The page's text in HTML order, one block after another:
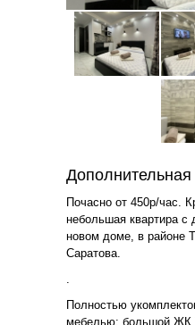
Почасно от 450р/час.
небольшая квартира с
новом доме, в
Саратова.
Полностью
мебелью: большой ЖК